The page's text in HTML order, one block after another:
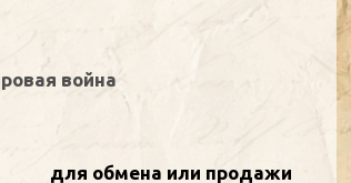
война
для обмена или продажи